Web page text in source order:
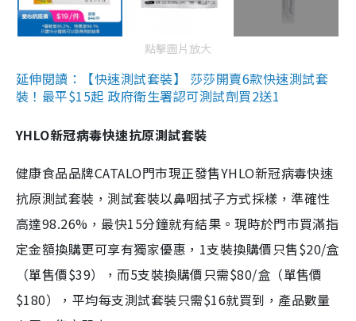
點擊圖片放大
延伸閱讀：【快速測試套裝】 莎莎開賣6款快速測試套
裝！最平$15起 政府衛生署認可測試劑買2送1
YHLO新冠病毒快速抗原測試套裝
健康食品品牌CATALO門市現正發售YHLO新冠病毒快速
抗原測試套裝，測試套裝以鼻咽拭子方式採樣，準確性
高達98.26%，最快15分鐘就有結果。現時於門市買滿指
定金額換購更可享有獨家優惠，1支裝換購價只售$20/盒
（單售價$39），而5支裝換購價只需$80/盒（單售價
$180），平均每支測試套裝只需$16就買到，產品數量